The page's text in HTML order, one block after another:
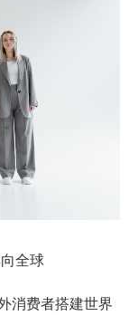
全球
消费者搭建世界